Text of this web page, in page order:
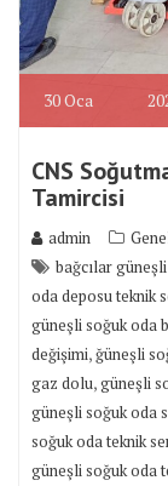
30Oca
CNS
Tamircisi
admin
bağcılar
oda deposu teknik
güneşli soğuk oda
değişimi,ğüneşli
gaz dolu,güneşli
güneşli soğuk oda
soğuk oda teknik
güneşli soğuk oda